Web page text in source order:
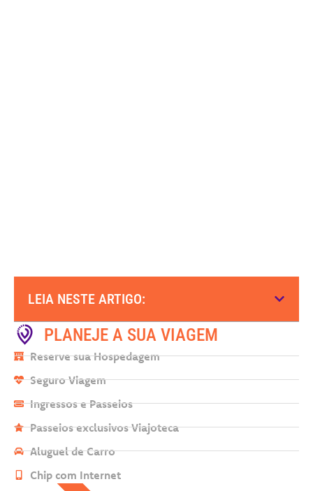
LEIA NESTE ARTIGO:
PLANEJE A SUA VIAGEM
Reserve sua Hospedagem
Seguro Viagem
Ingressos e Passeios
Passeios exclusivos Viajoteca
Aluguel de Carro
Chip com Internet